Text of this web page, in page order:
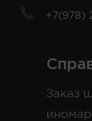
+7(978)
Заказ